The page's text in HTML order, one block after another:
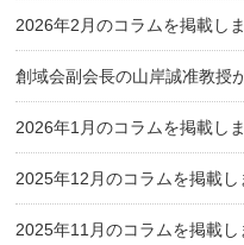
2026年2月のコラムを掲載し
創域会副会長の山岸誠准教授
2026年1月のコラムを掲載し
2025年12月のコラムを掲載し
2025年11月のコラムを掲載し